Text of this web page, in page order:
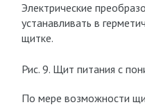
Электрические
устанавливать в
щитке.
Рис. 9. Щит питания с
По мере возможности